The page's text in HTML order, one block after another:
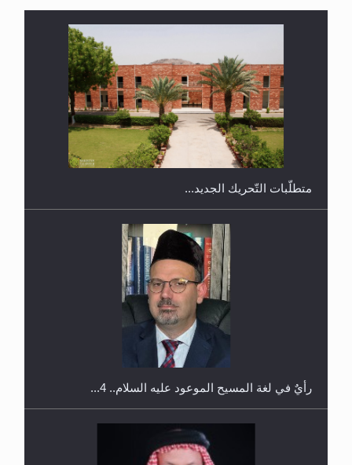
ندوة حول نظام الوصية في الجماعة الأحمدية في
شيتاغونغ – بنغلاديش
اليوم الوطني الرياضي لمجلس أنصار الله في هولندا